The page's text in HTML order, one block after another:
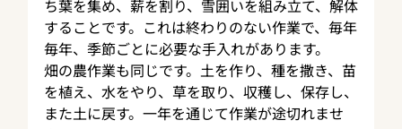
ち葉を集め、薪を割り、雪囲いを組み立て、解体
することです。これは終わりのない作業で、毎年
毎年、季節ごとに必要な手入れがあります。
畑の農作業も同じです。土を作り、種を撒き、苗
を植え、水をやり、草を取り、収穫し、保存し、
また土に戻す。一年を通じて作業が途切れませ